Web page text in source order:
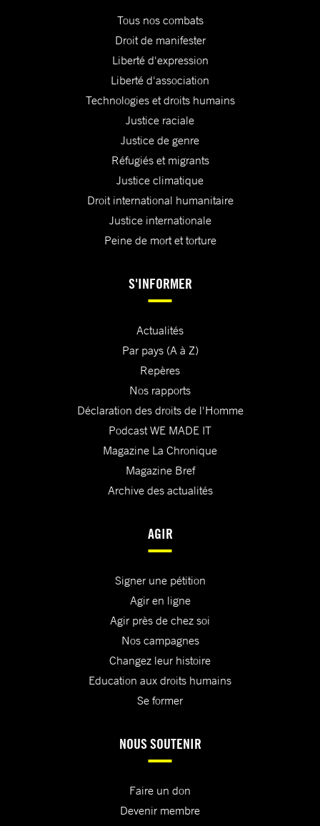
Tous nos combats
Droit de manifester
Liberté d'expression
Liberté d'association
Technologies et droits humains
Justice raciale
Justice de genre
Réfugiés et migrants
Justice climatique
Droit international humanitaire
Justice internationale
Peine de mort et torture
S'INFORMER
Actualités
Par pays (A à Z)
Repères
Nos rapports
Déclaration des droits de l'Homme
Podcast WE MADE IT
Magazine La Chronique
Magazine Bref
Archive des actualités
AGIR
Signer une pétition
Agir en ligne
Agir près de chez soi
Nos campagnes
Changez leur histoire
Education aux droits humains
Se former
NOUS SOUTENIR
Faire un don
Devenir membre